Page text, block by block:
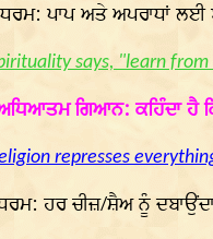
ਧਰਮ: ਪਾਪ ਅਤੇ ਅਪਰਾਧਾਂ ਲਈ
says, "learn
ਗਿਆਨ: ਕਹਿੰਦਾ ਹੈ
represses
ਹਰ ਚੀਜ਼/ਸ਼ੈਅ ਨੂੰ